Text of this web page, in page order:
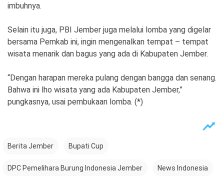
imbuhnya.
Selain itu juga, PBI Jember juga melalui lomba yang digelar
bersama Pemkab ini, ingin mengenalkan tempat – tempat
wisata menarik dan bagus yang ada di Kabupaten Jember.
“Dengan harapan mereka pulang dengan bangga dan senang.
Bahwa ini lho wisata yang ada Kabupaten Jember,”
pungkasnya, usai pembukaan lomba. (*)
Berita Jember Bupati Cup
DPC Pemelihara Burung Indonesia Jember News Indonesia